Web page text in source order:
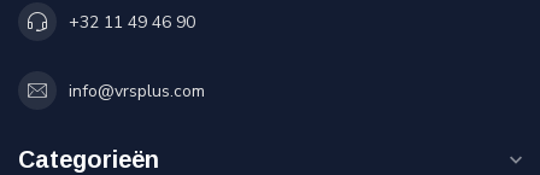
+32 11 49 46 90
info@vrsplus.com
Categorieën